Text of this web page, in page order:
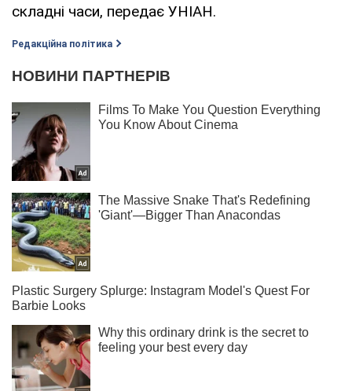
складні часи, передає УНІАН.
Редакційна політика